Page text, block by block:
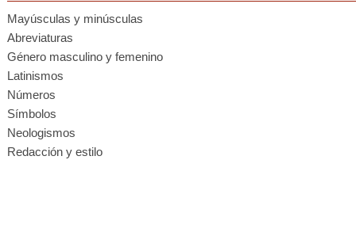
Mayúsculas y minúsculas
Abreviaturas
Género masculino y femenino
Latinismos
Números
Símbolos
Neologismos
Redacción y estilo